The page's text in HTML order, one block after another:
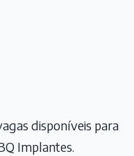
disponíveis para
Implantes.